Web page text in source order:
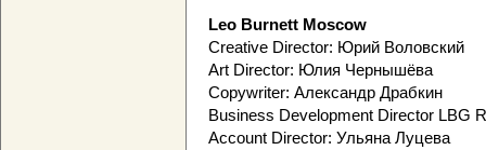
Leo Burnett Moscow
Creative Director: Юрий Воловский
Art Director: Юлия Чернышёва
Copywriter: Александр Драбкин
Business Development Director LBG
Account Director: Ульяна Луцева